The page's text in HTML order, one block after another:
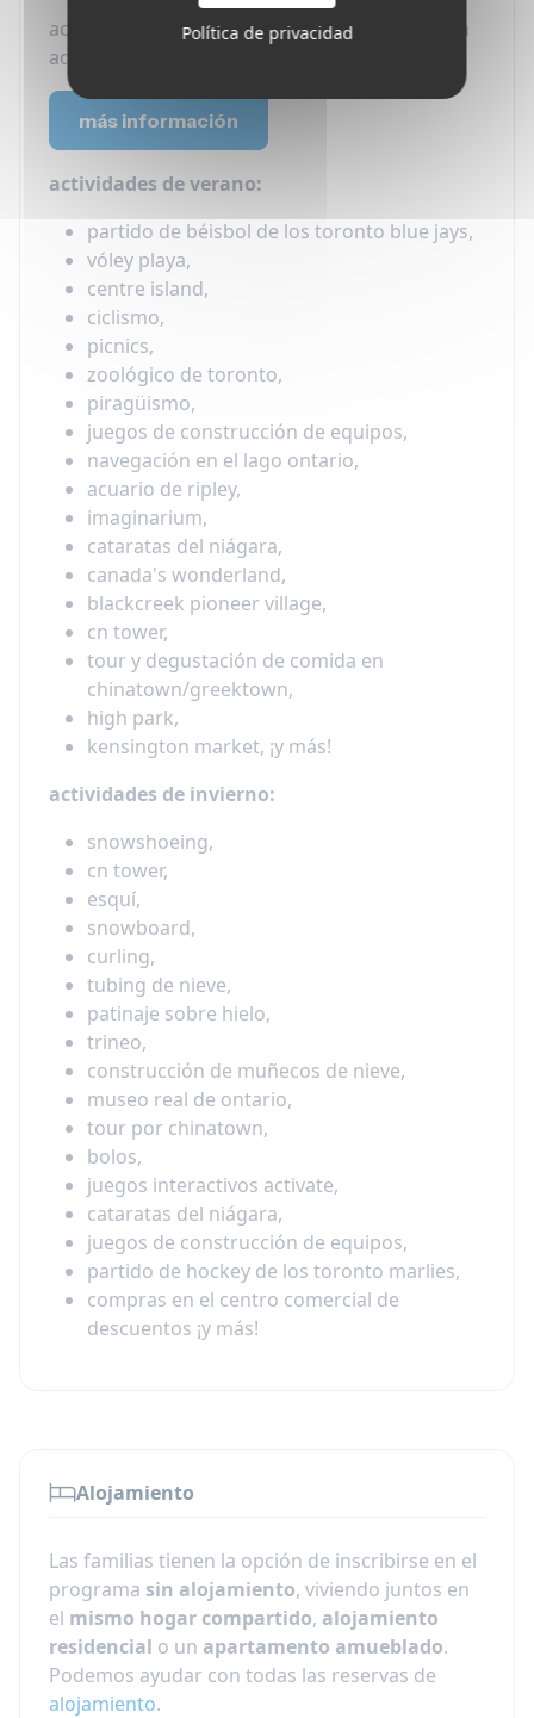
actividades gratuitas los viernes incluídas para
adultos.
más información
actividades de verano:
partido de béisbol de los toronto blue jays,
vóley playa,
centre island,
ciclismo,
picnics,
zoológico de toronto,
piragüismo,
juegos de construcción de equipos,
navegación en el lago ontario,
acuario de ripley,
imaginarium,
cataratas del niágara,
canada's wonderland,
blackcreek pioneer village,
cn tower,
tour y degustación de comida en
chinatown/greektown,
high park,
kensington market, ¡y más!
actividades de invierno:
snowshoeing,
cn tower,
esquí,
snowboard,
curling,
tubing de nieve,
patinaje sobre hielo,
trineo,
construcción de muñecos de nieve,
museo real de ontario,
tour por chinatown,
bolos,
juegos interactivos activate,
cataratas del niágara,
juegos de construcción de equipos,
partido de hockey de los toronto marlies,
compras en el centro comercial de
descuentos ¡y más!
Alojamiento
Las familias tienen la opción de inscribirse en el
programa sin alojamiento, viviendo juntos en
el mismo hogar compartido, alojamiento
residencial o un apartamento amueblado.
Podemos ayudar con todas las reservas de
alojamiento.
Política de privacidad